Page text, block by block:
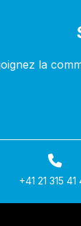
la
+41 21 315 41